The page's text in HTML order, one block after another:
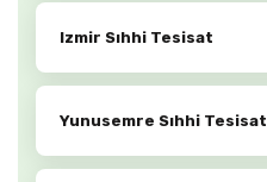
Izmir Sıhhi Tesisat
Yunusemre Sıhhi Tesisat